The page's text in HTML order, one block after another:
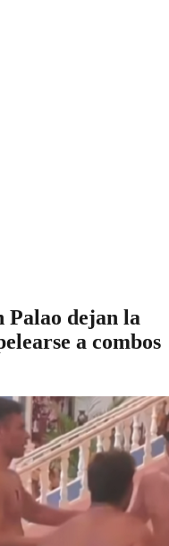
Palao dejan la
a combos